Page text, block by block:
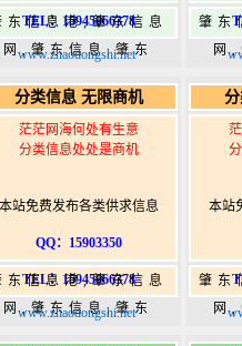
TEL：15945066378
东信息港,肇东信息
网,肇东信息,肇东
|www.zhaodongshi.com
www.zhaodongshi.net
肇东
网
港
分类信息 无限商机
茫茫网海何处有生意
分类信息处处是商机
本站免费发布各类供求信息
QQ：15903350
TEL：15945066378
东信息港,肇东信息
网,肇东信息,肇东
www.zhaodongshi.net
本站
肇东
网